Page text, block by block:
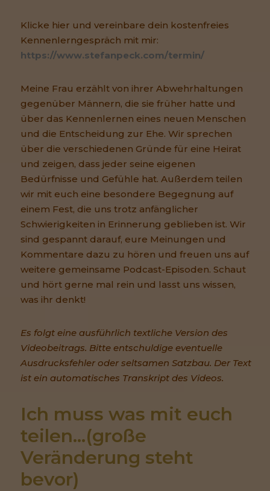
Klicke hier und vereinbare dein kostenfreies
Kennenlerngespräch mit mir:
https://www.stefanpeck.com/termin/
Meine Frau erzählt von ihrer Abwehrhaltungen
gegenüber Männern, die sie früher hatte und
über das Kennenlernen eines neuen Menschen
und die Entscheidung zur Ehe. Wir sprechen
über die verschiedenen Gründe für eine Heirat
und zeigen, dass jeder seine eigenen
Bedürfnisse und Gefühle hat. Außerdem teilen
wir mit euch eine besondere Begegnung auf
einem Fest, die uns trotz anfänglicher
Schwierigkeiten in Erinnerung geblieben ist. Wir
sind gespannt darauf, eure Meinungen und
Kommentare dazu zu hören und freuen uns auf
weitere gemeinsame Podcast-Episoden. Schaut
und hört gerne mal rein und lasst uns wissen,
was ihr denkt!
Es folgt eine ausführlich textliche Version des
Videobeitrags. Bitte entschuldige eventuelle
Ausdrucksfehler oder seltsamen Satzbau. Der Text
ist ein automatisches Transkript des Videos.
Ich muss was mit euch
teilen…(große
Veränderung steht
bevor)